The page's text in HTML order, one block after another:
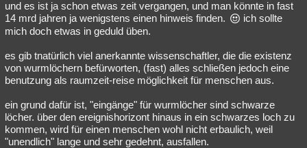
und es ist ja schon etwas zeit vergangen, und man könnte in fast
14 mrd jahren ja wenigstens einen hinweis finden.
ich sollte
mich doch etwas in geduld üben.
es gib tnatürlich viel anerkannte wissenschaftler, die die existenz
von wurmlöchern befürworten, (fast) alles schließen jedoch eine
benutzung als raumzeit-reise möglichkeit für menschen aus.
ein grund dafür ist, "eingänge" für wurmlöcher sind schwarze
löcher. über den ereignishorizont hinaus in ein schwarzes loch zu
kommen, wird für einen menschen wohl nicht erbaulich, weil
"unendlich" lange und sehr gedehnt, ausfallen.